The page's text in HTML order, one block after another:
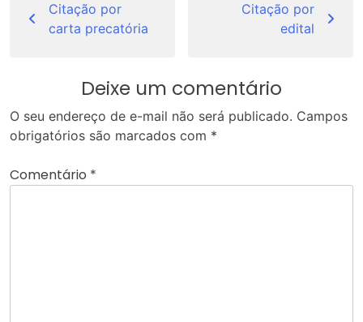
de
Post
Citação por
carta precatória
Citação por
edital
Deixe um comentário
O seu endereço de e-mail não será publicado. Campos
obrigatórios são marcados com *
Comentário *